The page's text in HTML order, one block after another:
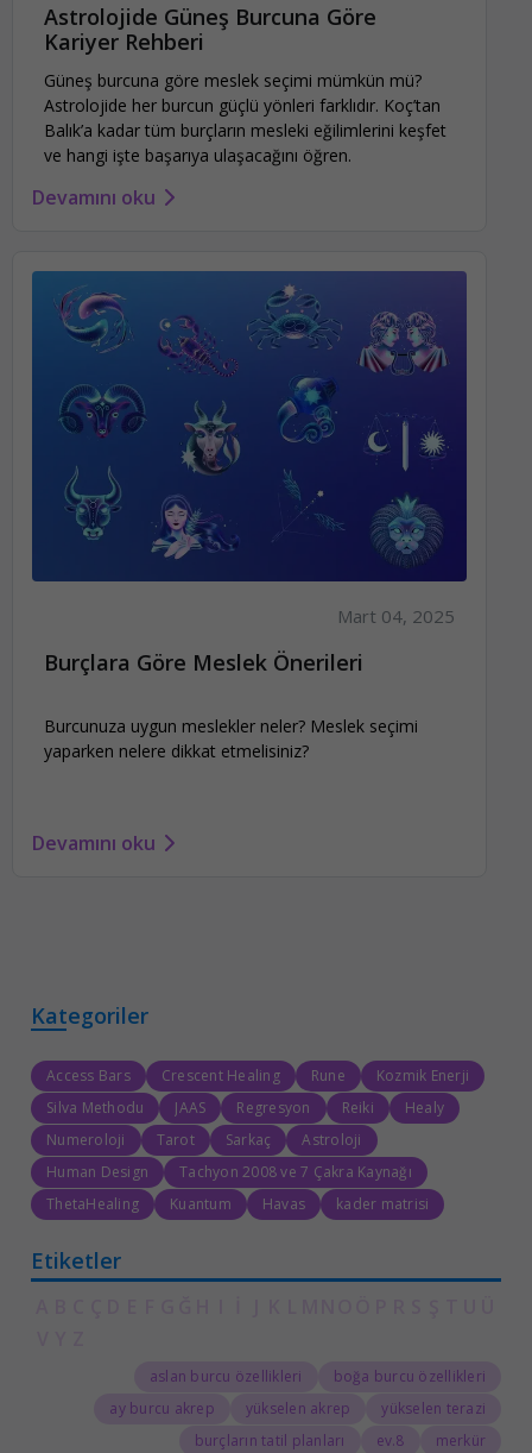
Astrolojide Güneş Burcuna Göre
Kariyer Rehberi
Güneş burcuna göre meslek seçimi mümkün mü?
Astrolojide her burcun güçlü yönleri farklıdır. Koç’tan
Balık’a kadar tüm burçların mesleki eğilimlerini keşfet
ve hangi işte başarıya ulaşacağını öğren.
Devamını oku
Mart 04, 2025
Burçlara Göre Meslek Önerileri
Burcunuza uygun meslekler neler? Meslek seçimi
yaparken nelere dikkat etmelisiniz?
Devamını oku
Kategoriler
Access Bars Crescent Healing Rune
Kozmik Enerji
Silva Methodu
JAAS Regresyon Reiki
Healy
Numeroloji
Tarot Sarkaç
Astroloji
Human Design
Tachyon 2008 ve 7 Çakra Kaynağı
ThetaHealing
Kuantum Havas kader matrisi
Etiketler
boğa burcu özellikleri
aslan burcu özellikleri
yükselen terazi
yükselen akrep
ay burcu akrep
merkür
8.ev
burçların tatil planları